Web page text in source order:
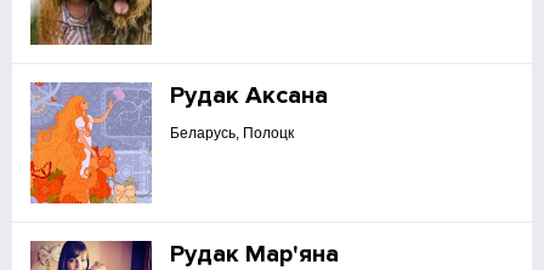
Рудак Аксана
Беларусь, Полоцк
Рудак Мар'яна